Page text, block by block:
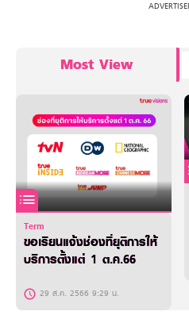
Most View
Term
ขอเรียนแจ้งช่องที่ยุติการให้
บริการตั้งแต่ 1 ต.ค.66
29 ส.ค. 2566 9:29 น.